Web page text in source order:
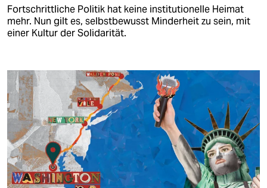
Fortschrittliche Politik hat keine institutionelle Heimat
mehr. Nun gilt es, selbstbewusst Minderheit zu sein, mit
einer Kultur der Solidarität.